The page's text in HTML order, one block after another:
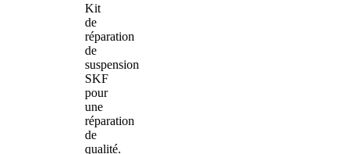
Kit
de
réparation
de
suspension
SKF
pour
une
réparation
de
qualité.